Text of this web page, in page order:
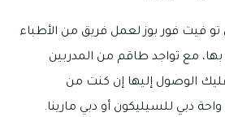
فيت فور بوز لعمل فريق من الأطباء
مع تواجد طاقم من المدربين
الوصول إليها إن كنت من
دبي للسيليكون أو دبي مارينا.